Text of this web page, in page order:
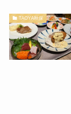
TAOYA秋保